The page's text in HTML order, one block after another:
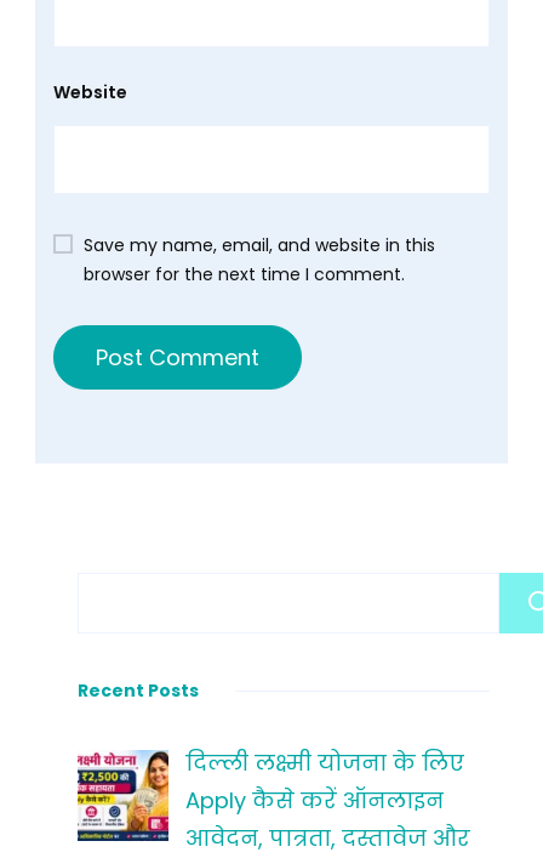
Website
Save my name, email, and website in this
browser for the next time I comment.
Recent Posts
दिल्ली लक्ष्मी योजना के लिए
Apply कैसे करें ऑनलाइन
आवेदन, पात्रता, दस्तावेज और